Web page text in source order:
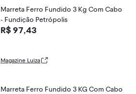
Marreta Ferro Fundido 3 Kg Com Cabo
- Fundição Petrópolis
R$ 97,43
Magazine Luiza
Marreta Ferro Fundido 3 KG Com Cabo